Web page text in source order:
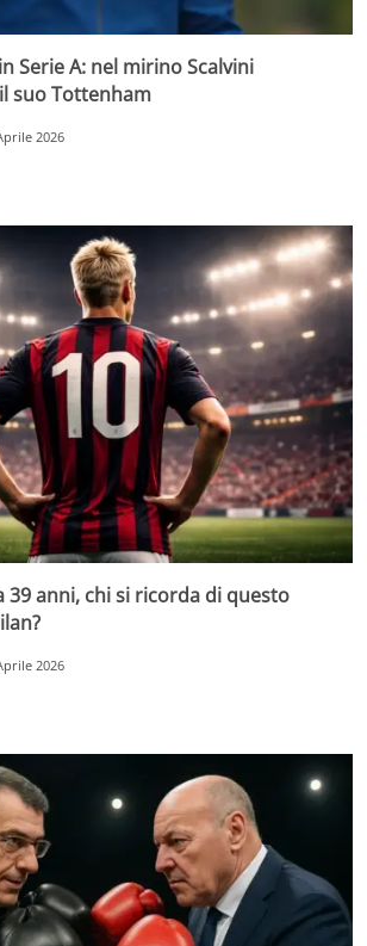
Serie A: nel mirino Scalvini
suo Tottenham
2026
39 anni, chi si ricorda di questo
2026